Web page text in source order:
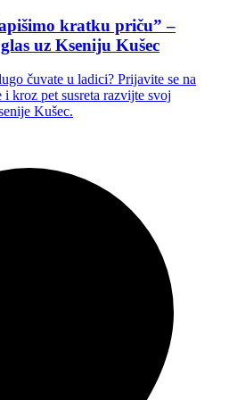
kratku priču” –
uz Kseniju Kušec
čuvate u ladici? Prijavite se na
kroz pet susreta razvijte svoj
Kušec.